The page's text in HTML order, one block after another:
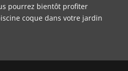
pourrez bientôt profiter
coque dans votre jardin